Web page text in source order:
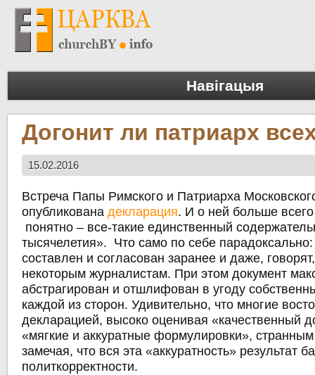
Навігацыя
Догонит ли патриарх
15.02.2016
Встреча Папы Римского и Патриарха
опубликованадекларация. И о ней больше всего
понятно – все-такие единственный
тысячелетия». Что само по себе
составлен и согласован заранее и даже,
некоторым журналистам. При этом документ
абстрагирован и отшлифован в угоду
каждой из сторон. Удивительно, что многие
декларацией, высоко оценивая «качественный
«мягкие и аккуратные формулировки»,
замечая, что вся эта «аккуратность» результат
политкорректности.